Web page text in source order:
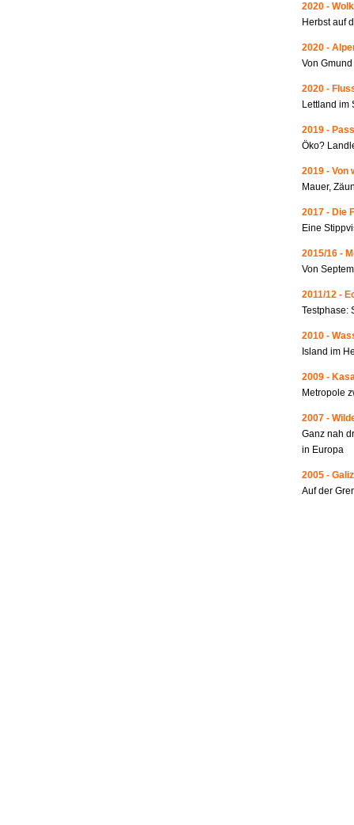
2020 -
Herbst auf
2020 -
Von
2020 -
Lettland im
2019 -
Öko?
2019 - Von
Mauer,
2017 - Die
Eine
2015/16 -
Von
2011/12 -
Testphase:
2010 -
Island im
2009 -
Metropole
2007 -
Ganz nah
in Europa
2005 -
Auf der